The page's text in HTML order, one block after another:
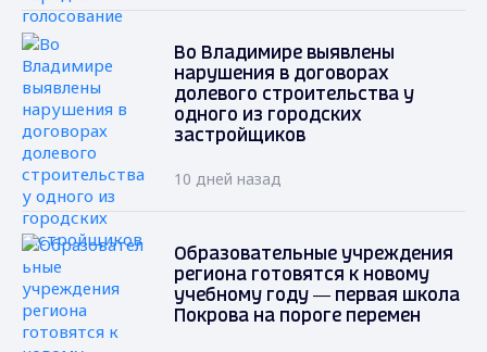
Во Владимире выявлены
нарушения в договорах
долевого строительства у
одного из городских
застройщиков
10 дней назад
Образовательные учреждения
региона готовятся к новому
учебному году — первая школа
Покрова на пороге перемен